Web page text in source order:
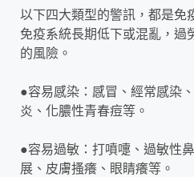
以下四大類型的警訊，都是免
免疫系統長期低下或混亂，過
的風險。
●容易感染：感冒、經常感染
炎、化膿性青春痘等。
●容易過敏：打噴嚏、過敏性
展、皮膚搔癢、眼睛癢等。